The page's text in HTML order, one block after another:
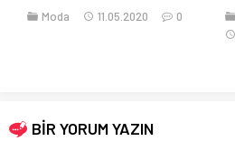
Moda 11.05.2020 0
BİR YORUM YAZIN